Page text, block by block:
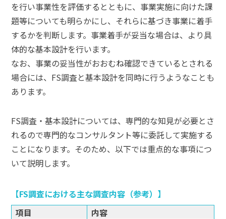
を行い事業性を評価するとともに、事業実施に向けた課
題等についても明らかにし、それらに基づき事業に着手
するかを判断します。事業着手が妥当な場合は、より具
体的な基本設計を行います。
なお、事業の妥当性がおおむね確認できているとされる
場合には、FS調査と基本設計を同時に行うようなことも
あります。
FS調査・基本設計については、専門的な知見が必要とさ
れるので専門的なコンサルタント等に委託して実施する
ことになります。そのため、以下では重点的な事項につ
いて説明します。
FS調査における主な調査内容（参考）
項目
内容